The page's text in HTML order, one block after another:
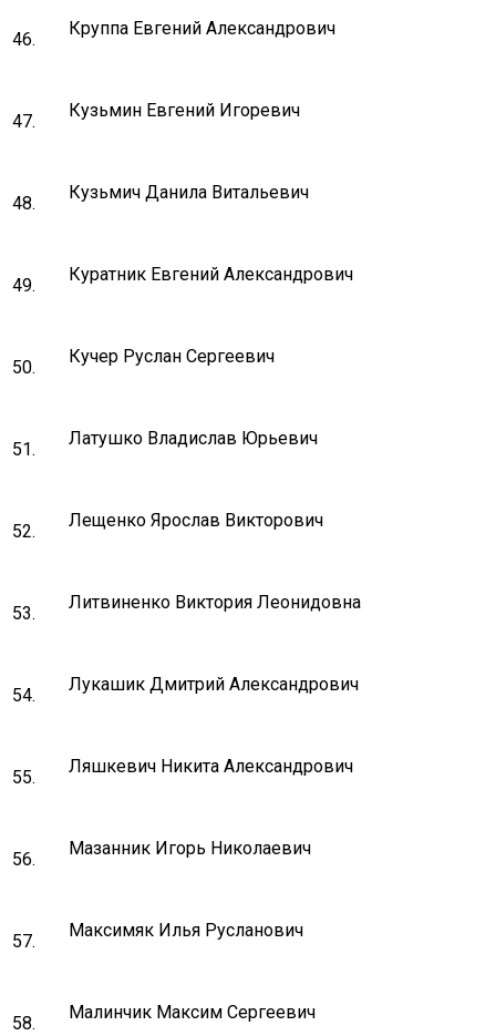
46.
Круппа Евгений Александрович
47.
Кузьмин Евгений Игоревич
48.
Кузьмич Данила Витальевич
49.
Куратник Евгений Александрович
50.
Кучер Руслан Сергеевич
51.
Латушко Владислав Юрьевич
52.
Лещенко Ярослав Викторович
53.
Литвиненко Виктория Леонидовна
54.
Лукашик Дмитрий Александрович
55.
Ляшкевич Никита Александрович
56.
Мазанник Игорь Николаевич
57.
Максимяк Илья Русланович
58.
Малинчик Максим Сергеевич